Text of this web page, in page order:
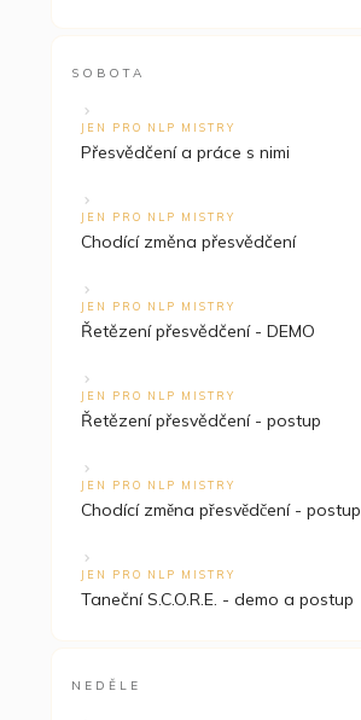
SOBOTA
JEN PRO NLP MISTRY
Přesvědčení a práce s nimi
JEN PRO NLP MISTRY
Chodící změna přesvědčení
JEN PRO NLP MISTRY
Řetězení přesvědčení - DEMO
JEN PRO NLP MISTRY
Řetězení přesvědčení - postup
JEN PRO NLP MISTRY
Chodící změna přesvědčení - postup
JEN PRO NLP MISTRY
Taneční S.C.O.R.E. - demo a postup
NEDĚLE